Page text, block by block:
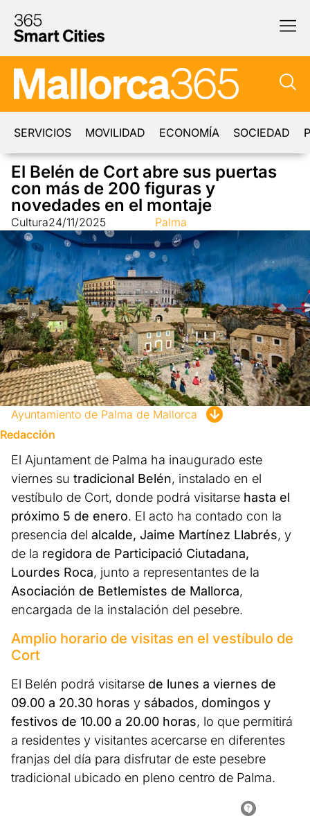
SERVICIOS MOVILIDAD ECONOMÍA SOCIEDAD
El Belén de Cort abre sus puertas
con más de 200 figuras y
novedades en el montaje
Cultura24/11/2025 Palma
Ayuntamiento de Palma de Mallorca
Redacción
El Ajuntament de Palma ha inaugurado este
viernes su tradicional Belén, instalado en el
vestíbulo de Cort, donde podrá visitarse hasta el
próximo 5 de enero. El acto ha contado con la
presencia del alcalde, Jaime Martínez Llabrés, y
de la regidora de Participació Ciutadana,
Lourdes Roca, junto a representantes de la
Asociación de Betlemistes de Mallorca,
encargada de la instalación del pesebre.
Amplio horario de visitas en el vestíbulo de
Cort
El Belén podrá visitarse de lunes a viernes de
09.00 a 20.30 horas y sábados, domingos y
festivos de 10.00 a 20.00 horas, lo que permitirá
a residentes y visitantes acercarse en diferentes
franjas del día para disfrutar de este pesebre
tradicional ubicado en pleno centro de Palma.